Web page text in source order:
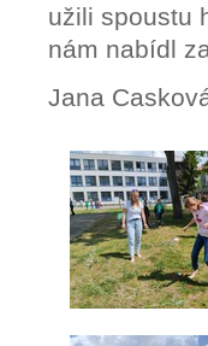
užili spoustu
nám nabídl
Jana